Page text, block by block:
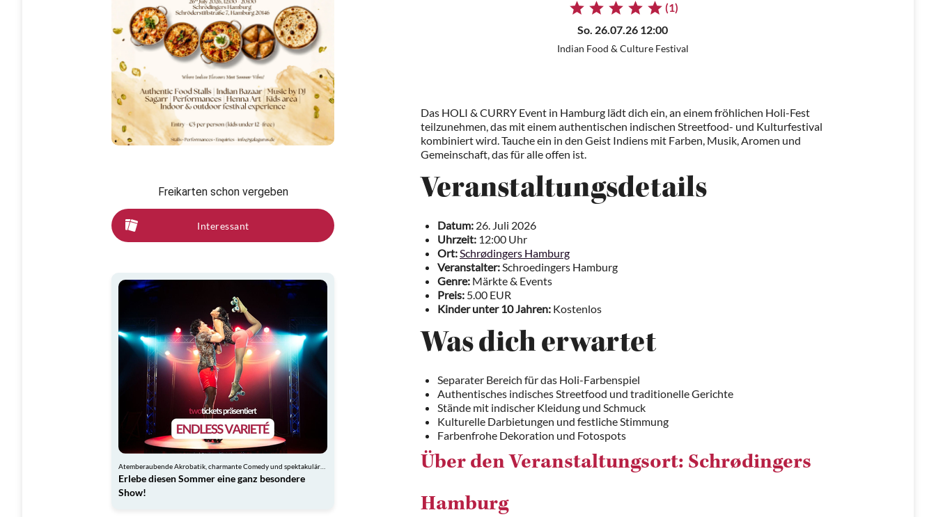
Freikarten schon vergeben
Interessant
Erlebe diesen Sommer eine ganz besondere
Show!
(1)
So. 26.07.26 12:00
Indian Food & Culture Festival
Das HOLI & CURRY Event in Hamburg lädt dich ein, an einem fröhlichen Holi-Fest
teilzunehmen, das mit einem authentischen indischen Streetfood- und Kulturfestival
kombiniert wird. Tauche ein in den Geist Indiens mit Farben, Musik, Aromen und
Gemeinschaft, das für alle offen ist.
Veranstaltungsdetails
Datum: 26. Juli 2026
Uhrzeit: 12:00 Uhr
Ort:Schrødingers Hamburg
Veranstalter:Schroedingers Hamburg
Genre: Märkte & Events
Preis: 5.00 EUR
Kinder unter 10 Jahren: Kostenlos
Was dich erwartet
Separater Bereich für das Holi-Farbenspiel
Authentisches indisches Streetfood und traditionelle Gerichte
Stände mit indischer Kleidung und Schmuck
Kulturelle Darbietungen und festliche Stimmung
Farbenfrohe Dekoration und Fotospots
Über den Veranstaltungsort: Schrødingers
Hamburg